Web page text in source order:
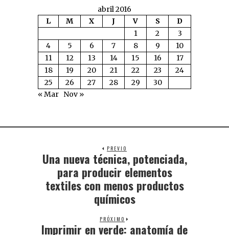
abril 2016
L
M X J V S
D
1
2
3
4
5 6 7 8 9
10
11
12 13 14 15 16
17
18
19 20 21 22 23
24
25
26 27 28 29
30
« Mar Nov »
PREVIO
Una nueva técnica, potenciada,
para producir elementos
textiles con menos productos
químicos
PRÓXIMO
Imprimir en verde: anatomía de